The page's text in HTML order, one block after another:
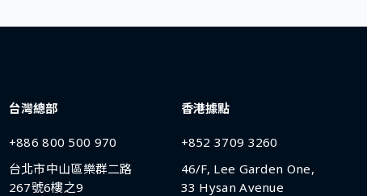
台灣總部
+886 800 500 970
台北市中山區樂群二路
267號6樓之9
香港據點
+852 3709 3260
46/F, Lee Garden One,
33 Hysan Avenue